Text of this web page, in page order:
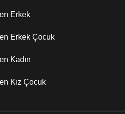
Erkek
Erkek Çocuk
Kadın
Kız Çocuk